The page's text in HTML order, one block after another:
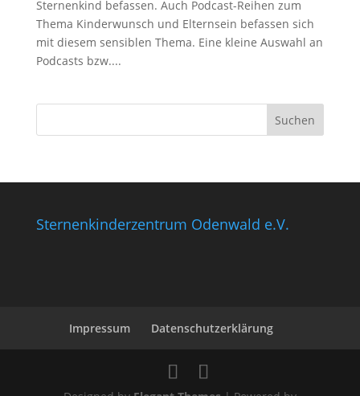
Sternenkind befassen. Auch Podcast-Reihen zum
Thema Kinderwunsch und Elternsein befassen sich
mit diesem sensiblen Thema. Eine kleine Auswahl an
Podcasts bzw....
Sternenkinderzentrum Odenwald e.V.
Impressum Datenschutzerklärung